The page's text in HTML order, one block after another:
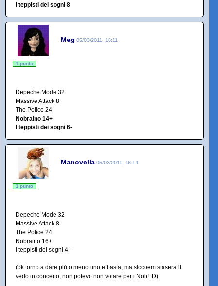
I teppisti dei sogni 8
Meg 05/03/2011, 16:11
1 punto
Depeche Mode 32
Massive Attack 8
The Police 24
Nobraino 14+
I teppisti dei sogni 6-
Manovella 05/03/2011, 16:14
1 punto
Depeche Mode 32
Massive Attack 8
The Police 24
Nobraino 16+
I teppisti dei sogni 4 -
(ok torno a dare più o meno uno e basta, ma siccoem stasera li
vedo in concerto, non potevo non votare per i Nob! :D)